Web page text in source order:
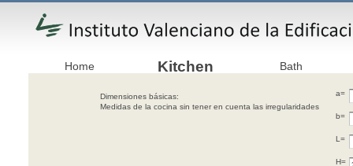
Home Kitchen Bath
Dimensiones básicas:
Medidas de la cocina sin tener en cuenta las irregularidades
a=
b=
L=
H=